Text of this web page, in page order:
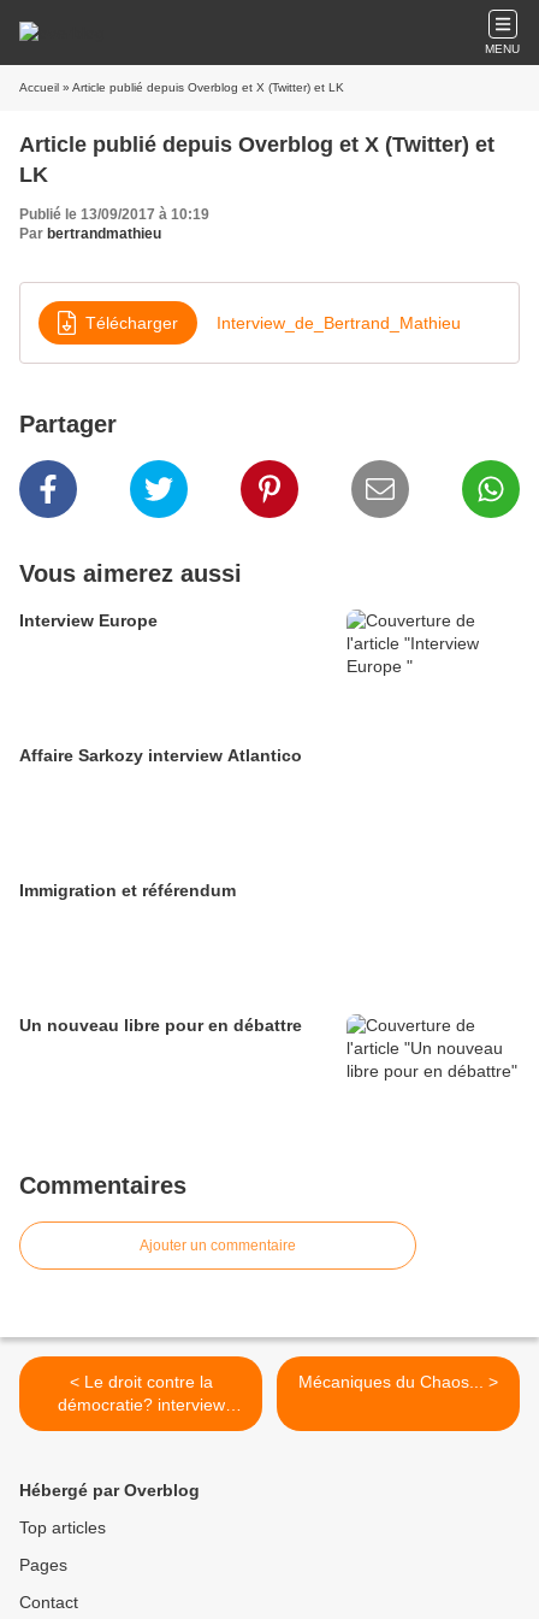
MENU
Accueil » Article publié depuis Overblog et X (Twitter) et LK
Article publié depuis Overblog et X (Twitter) et
LK
Publié le 13/09/2017 à 10:19
Par bertrandmathieu
Télécharger Interview_de_Bertrand_Mathieu
Partager
Vous aimerez aussi
Interview Europe
Affaire Sarkozy interview Atlantico
Immigration et référendum
Un nouveau libre pour en débattre
Commentaires
Ajouter un commentaire
< Le droit contre la
démocratie? interview
Gazette du Palais
Mécaniques du Chaos... >
Hébergé par Overblog
Top articles
Pages
Contact